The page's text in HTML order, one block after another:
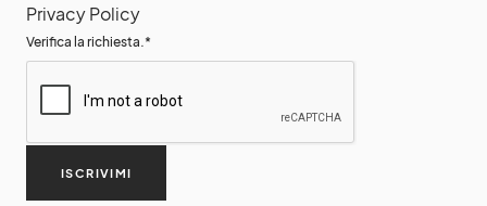
Privacy Policy
Verifica la richiesta. *
ISCRIVIMI